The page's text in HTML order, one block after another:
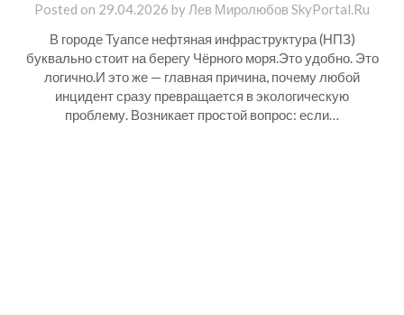
Posted on 29.04.2026 by Лев Миролюбов SkyPortal.Ru
В городе Туапсе нефтяная инфраструктура (НПЗ)
буквально стоит на берегу Чёрного моря.Это удобно. Это
логично.И это же — главная причина, почему любой
инцидент сразу превращается в экологическую
проблему. Возникает простой вопрос: если…